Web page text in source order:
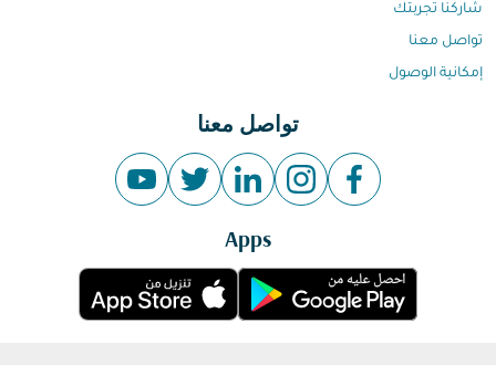
شاركنا تجربتك
تواصل معنا
إمكانية الوصول
تواصل معنا
Apps